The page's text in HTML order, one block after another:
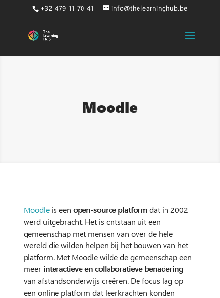
+32 479 11 70 41 info@thelearninghub.be
Moodle
Moodleis een open-source platformdat in 2002
werd uitgebracht. Het is ontstaan uit een
gemeenschap met mensen van over de hele
wereld die wilden helpen bij het bouwen van het
platform. Met Moodle wilde de gemeenschap een
meerinteractieve en collaboratieve benadering
van afstandsonderwijs creëren. De focus lag op
een online platform dat leerkrachten konden